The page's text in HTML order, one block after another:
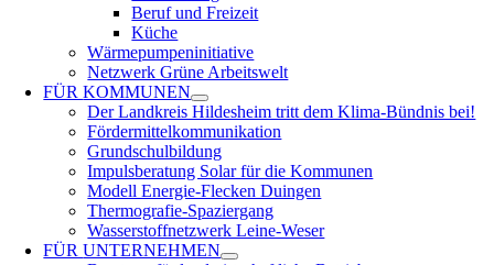
Beruf und Freizeit
Küche
Wärmepumpeninitiative
Netzwerk Grüne Arbeitswelt
FÜRKOMMUNEN
Der Landkreis Hildesheim tritt dem Klima-Bündnis bei!
Fördermittelkommunikation
Grundschulbildung
Impulsberatung Solar für die Kommunen
Modell Energie-Flecken Duingen
Thermografie-Spaziergang
Wasserstoffnetzwerk Leine-Weser
FÜRUNTERNEHMEN